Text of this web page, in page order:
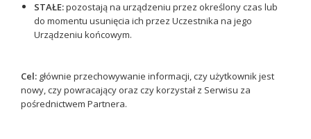
STAŁE:pozostają na urządzeniu przez określony czas lub
do momentu usunięcia ich przez Uczestnika na jego
Urządzeniu końcowym.
Cel: głównie przechowywanie informacji, czy użytkownik jest
nowy, czy powracający oraz czy korzystał z Serwisu za
pośrednictwem Partnera.